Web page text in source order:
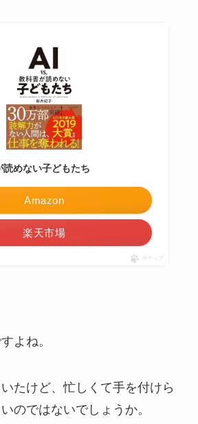
めない子どもたち
Amazon
楽天市場
ポチップ
よね。
たけど、忙しくて手を付けら
のではないでしょうか。